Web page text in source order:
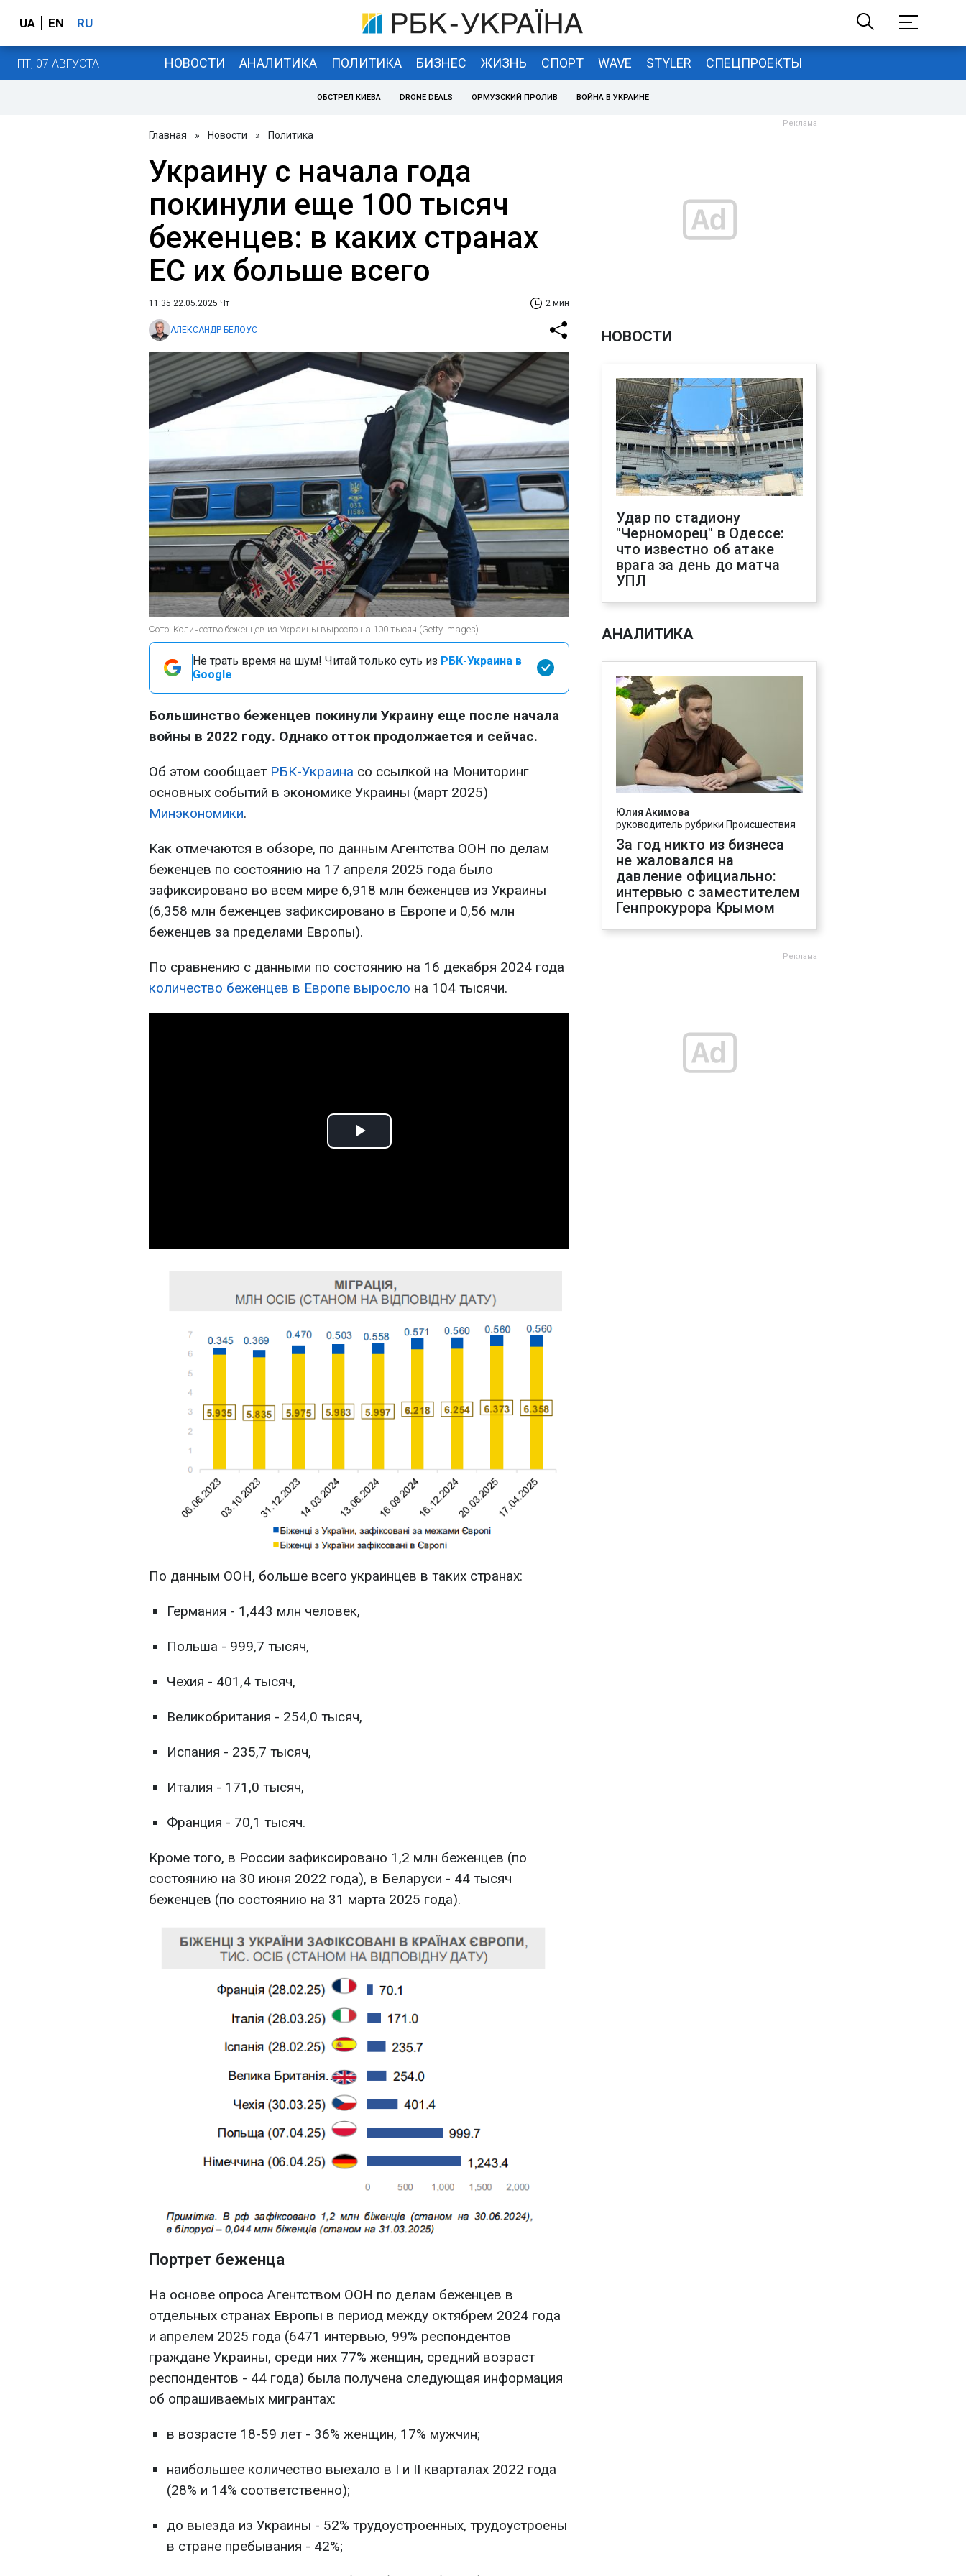
UA EN RU
ПТ, 07 АВГУСТА НОВОСТИ АНАЛИТИКА ПОЛИТИКА БИЗНЕС ЖИЗНЬ СПОРТ WAVE STYLER СПЕЦПРОЕКТЫ
ОБСТРЕЛ КИЕВА DRONE DEALS ОРМУЗСКИЙ ПРОЛИВ ВОЙНА В УКРАИНЕ
Главная » Новости » Политика
Украину с начала года
покинули еще 100 тысяч
беженцев: в каких странах
ЕС их больше всего
11:35 22.05.2025 Чт 2 мин
АЛЕКСАНДР БЕЛОУС
Фото: Количество беженцев из Украины выросло на 100 тысяч (Getty Images)
Не трать время на шум! Читай только суть из РБК-Украина в
Google
Большинство беженцев покинули Украину еще после начала
войны в 2022 году. Однако отток продолжается и сейчас.
Об этом сообщает РБК-Украина со ссылкой на Мониторинг
основных событий в экономике Украины (март 2025)
Минэкономики.
Как отмечаются в обзоре, по данным Агентства ООН по делам
беженцев по состоянию на 17 апреля 2025 года было
зафиксировано во всем мире 6,918 млн беженцев из Украины
(6,358 млн беженцев зафиксировано в Европе и 0,56 млн
беженцев за пределами Европы).
По сравнению с данными по состоянию на 16 декабря 2024 года
количество беженцев в Европе выросло на 104 тысячи.
Play
По данным ООН, больше всего украинцев в таких странах:
Германия - 1,443 млн человек,
Польша - 999,7 тысяч,
Чехия - 401,4 тысяч,
Великобритания - 254,0 тысяч,
Испания - 235,7 тысяч,
Италия - 171,0 тысяч,
Франция - 70,1 тысяч.
Кроме того, в России зафиксировано 1,2 млн беженцев (по
состоянию на 30 июня 2022 года), в Беларуси - 44 тысяч
беженцев (по состоянию на 31 марта 2025 года).
Портрет беженца
На основе опроса Агентством ООН по делам беженцев в
отдельных странах Европы в период между октябрем 2024 года
и апрелем 2025 года (6471 интервью, 99% респондентов
граждане Украины, среди них 77% женщин, средний возраст
респондентов - 44 года) была получена следующая информация
об опрашиваемых мигрантах:
в возрасте 18-59 лет - 36% женщин, 17% мужчин;
наибольшее количество выехало в I и II кварталах 2022 года
(28% и 14% соответственно);
до выезда из Украины - 52% трудоустроенных, трудоустроены
в стране пребывания - 42%;
НОВОСТИ
Удар по стадиону
"Черноморец" в Одессе:
что известно об атаке
врага за день до матча
УПЛ
АНАЛИТИКА
Юлия Акимова
руководитель рубрики Происшествия
За год никто из бизнеса
не жаловался на
давление официально:
интервью с заместителем
Генпрокурора Крымом